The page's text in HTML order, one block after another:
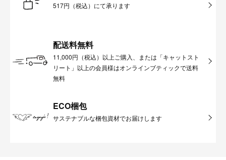
517円（税込）にて承ります
配送料無料
11,000円（税込）以上ご購入、または「キャットスト
リート」以上の会員様はオンラインブティックで送料
無料
ECO梱包
サステナブルな梱包資材でお届けします